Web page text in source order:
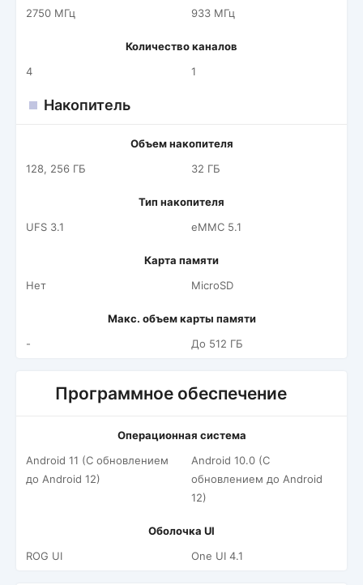
2750 МГц
933 МГц
Количество каналов
4
1
Накопитель
Объем накопителя
128, 256 ГБ
32 ГБ
Тип накопителя
UFS 3.1
eMMC 5.1
Карта памяти
Нет
MicroSD
Макс. объем карты памяти
-
До 512 ГБ
Программное обеспечение
Операционная система
Android 11 (С обновлением
до Android 12)
Android 10.0 (С
обновлением до Android
12)
Оболочка UI
ROG UI
One UI 4.1